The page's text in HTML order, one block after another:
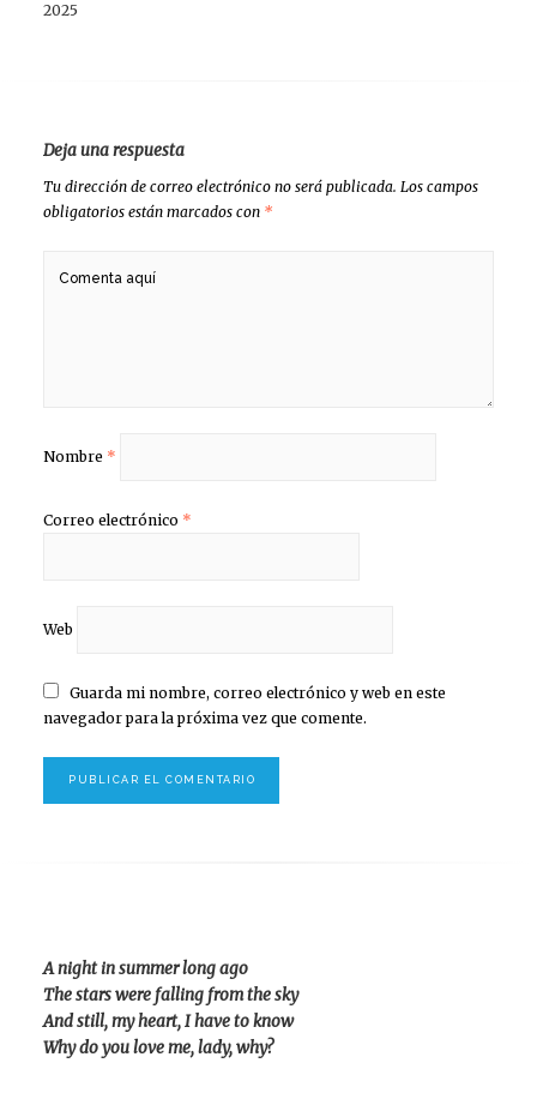
2025
Deja una respuesta
Tu dirección de correo electrónico no será publicada. Los campos
obligatorios están marcados con *
Nombre *
Correo electrónico *
Web
Guarda mi nombre, correo electrónico y web en este
navegador para la próxima vez que comente.
A night in summer long ago
The stars were falling from the sky
And still, my heart, I have to know
Why do you love me, lady, why?